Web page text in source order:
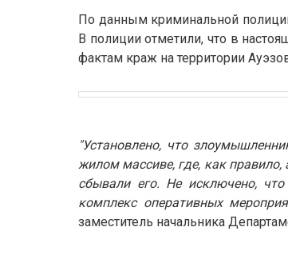
По данным криминальной
В полиции отметили, что в
фактам краж на территории
"Установлено, что
жилом массиве, где, как правило,
сбывали его. Не исключено,
комплекс оперативных
заместитель начальника